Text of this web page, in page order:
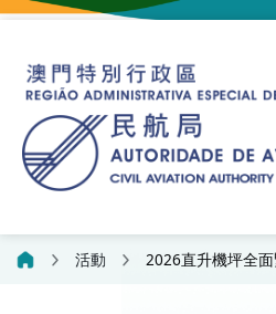
活動 2026直升機坪全